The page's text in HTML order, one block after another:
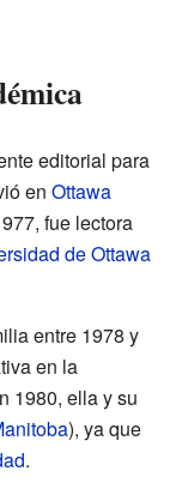
editorial para
en Ottawa
fue lectora
de Ottawa
entre 1978 y
en la
1980, ella y su
), ya que
.